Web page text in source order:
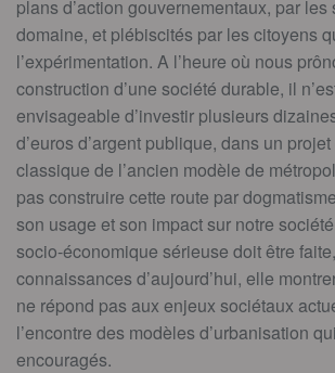
plans d’action gouvernementaux, par
domaine, et plébiscités par les citoyens
l’expérimentation. A l’heure où nous
construction d’une société durable, il
envisageable d’investir plusieurs
d’euros d’argent publique, dans un projet
classique de l’ancien modèle de
pas construire cette route par
son usage et son impact sur notre
socio-économique sérieuse doit être
connaissances d’aujourd’hui, elle
ne répond pas aux enjeux sociétaux
l’encontre des modèles d’urbanisation
encouragés.